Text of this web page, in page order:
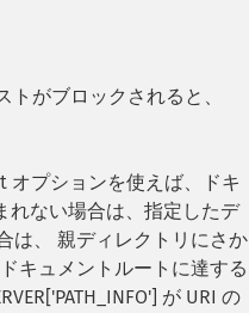
がブロックされると、
オプションを使えば、ドキ
れない場合は、指定したデ
は、 親ディレクトリにさか
キュメントルートに達する
が URI の